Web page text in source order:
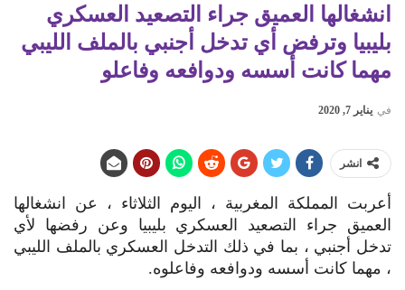
انشغالها العميق جراء التصعيد العسكري
بليبيا وترفض أي تدخل أجنبي بالملف الليبي
مهما كانت أسسه ودوافعه وفاعلو
في يناير 7, 2020
انشر
أعربت المملكة المغربية ، اليوم الثلاثاء ، عن انشغالها
العميق جراء التصعيد العسكري بليبيا وعن رفضها لأي
تدخل أجنبي ، بما في ذلك التدخل العسكري بالملف الليبي
، مهما كانت أسسه ودوافعه وفاعلوه.